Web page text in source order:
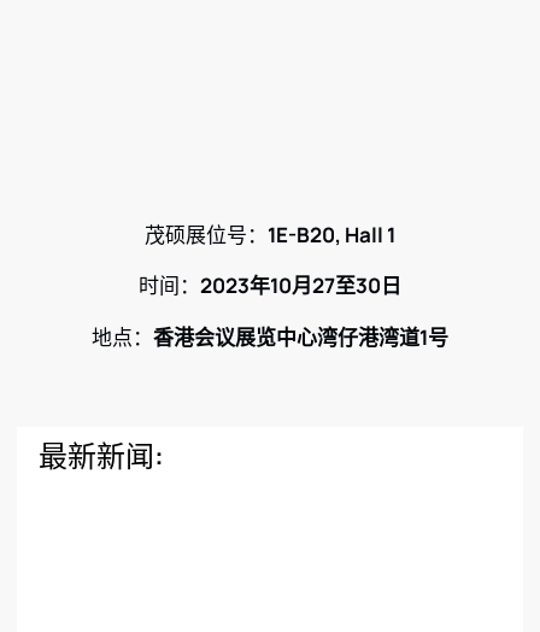
茂硕展位号： 1E-B20, Hall 1
时间： 2023年10月27至30日
地点： 香港会议展览中心湾仔港湾道1号
最新新闻: